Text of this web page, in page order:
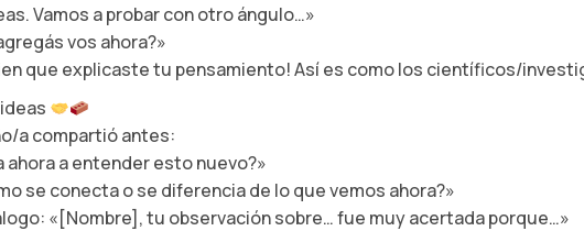
Vamos a probar con otro ángulo…»
vos ahora?»
que explicaste tu pensamiento! Así es como los científicos/
a compartió antes:
a entender esto nuevo?»
se conecta o se diferencia de lo que vemos ahora?»
«[Nombre], tu observación sobre… fue muy acertada porque…»